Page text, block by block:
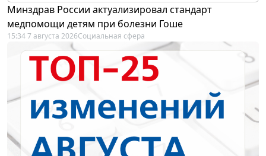
Минздрав России актуализировал стандарт
медпомощи детям при болезни Гоше
15:34 7 августа 2026Социальная сфера